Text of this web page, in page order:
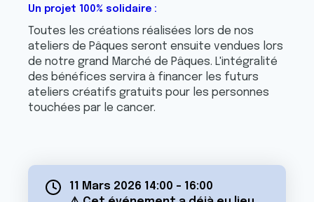
Un projet 100% solidaire :
Toutes les créations réalisées lors de nos
ateliers de Pâques seront ensuite vendues lors
de notre grand Marché de Pâques. L'intégralité
des bénéfices servira à financer les futurs
ateliers créatifs gratuits pour les personnes
touchées par le cancer.
11 Mars 2026 14:00 - 16:00